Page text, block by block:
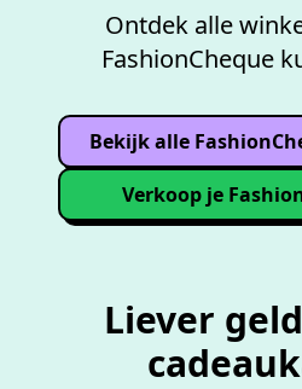
Ontdek alle
FashionCheque
Bekijk alle
Verkoop je
Liever